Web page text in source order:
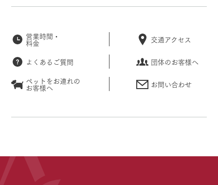
営業時間・
料金 交通アクセス
よくあるご質問
団体のお客様へ
ペットをお連れの
お客様へ お問い合わせ